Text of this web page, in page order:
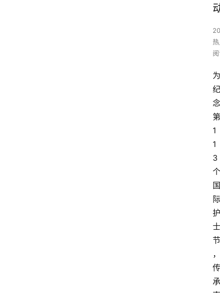
为
纪
念
第
1
1
3
个
国
际
护
士
节
，
传
承